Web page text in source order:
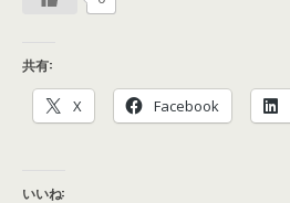
共有:
X Facebook
いいね: